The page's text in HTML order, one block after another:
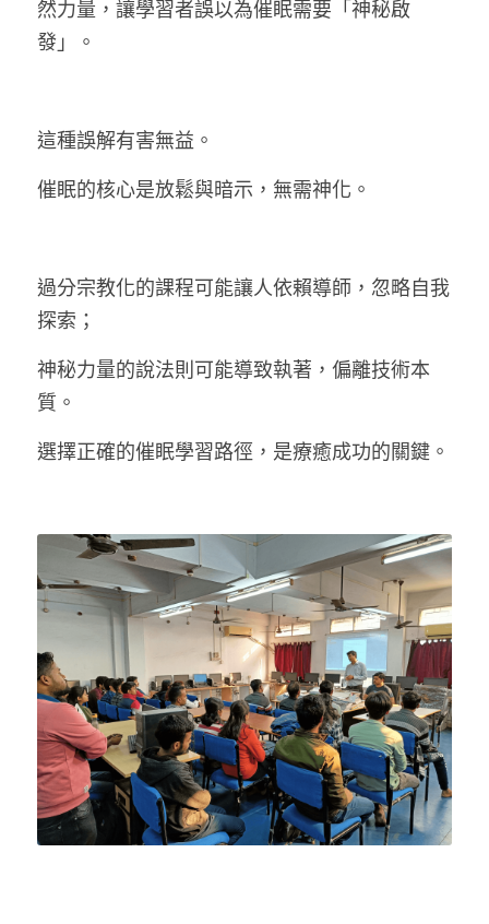
然力量，讓學習者誤以為催眠需要「神秘啟
發」。
這種誤解有害無益。
催眠的核心是放鬆與暗示，無需神化。
過分宗教化的課程可能讓人依賴導師，忽略自我
探索；
神秘力量的說法則可能導致執著，偏離技術本
質。
選擇正確的催眠學習路徑，是療癒成功的關鍵。